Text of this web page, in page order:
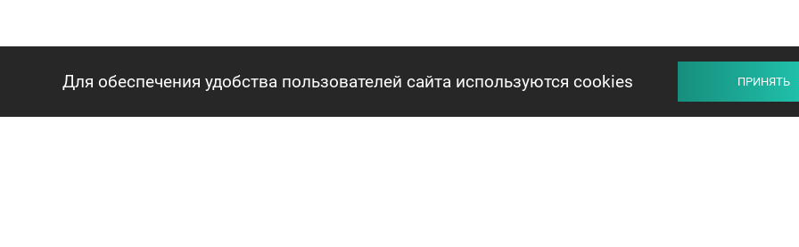
Для обеспечения удобства пользователей сайта используются cookies ПРИНЯТЬ